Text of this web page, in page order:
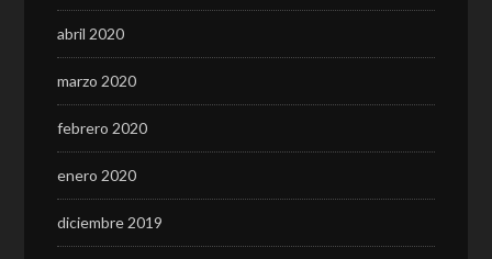
abril 2020
marzo 2020
febrero 2020
enero 2020
diciembre 2019